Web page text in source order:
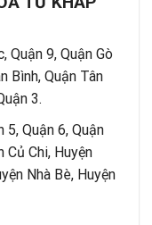
Quận 9, Quận Gò
Bình, Quận Tân
3.
5, Quận 6, Quận
Củ Chi, Huyện
Nhà Bè, Huyện